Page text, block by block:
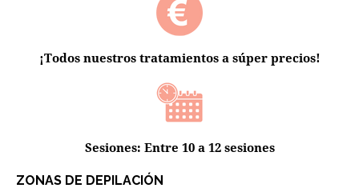
¡Todos nuestros tratamientos a súper precios!
Sesiones: Entre 10 a 12 sesiones
ZONAS DE DEPILACIÓN